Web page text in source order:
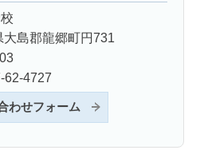
島郡龍郷町円731
62-4727
わせフォーム